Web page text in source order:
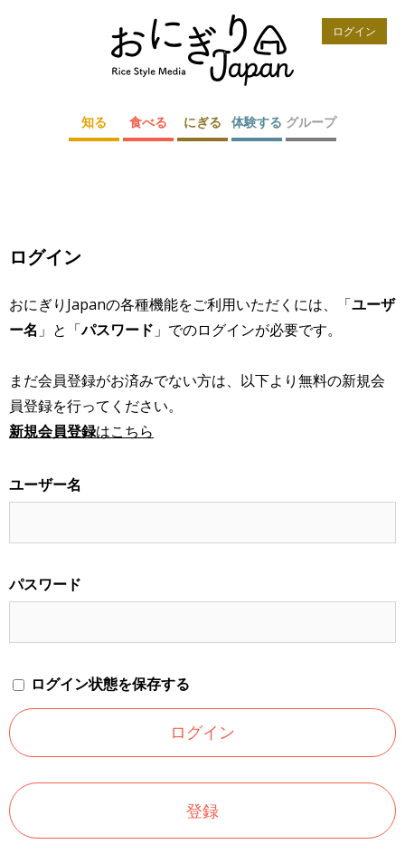
ログイン
知る 食べる にぎる 体験する グループ
ログイン
おにぎりJapanの各種機能をご利用いただくには、「ユーザ
ー名 」と「パスワード 」でのログインが必要です。
まだ会員登録がお済みでない方は、以下より無料の新規会
員登録を行ってください。
新規会員登録はこちら
ユーザー名
パスワード
ログイン状態を保存する
登録